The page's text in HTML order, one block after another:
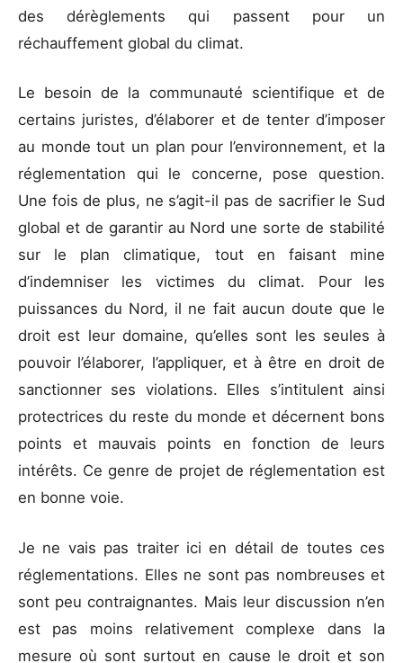
des dérèglements qui passent pour un
réchauffement global du climat.
Le besoin de la communauté scientifique et de
certains juristes, d’élaborer et de tenter d’imposer
au monde tout un plan pour l’environnement, et la
réglementation qui le concerne, pose question.
Une fois de plus, ne s’agit-il pas de sacrifier le Sud
global et de garantir au Nord une sorte de stabilité
sur le plan climatique, tout en faisant mine
d’indemniser les victimes du climat. Pour les
puissances du Nord, il ne fait aucun doute que le
droit est leur domaine, qu’elles sont les seules à
pouvoir l’élaborer, l’appliquer, et à être en droit de
sanctionner ses violations. Elles s’intitulent ainsi
protectrices du reste du monde et décernent bons
points et mauvais points en fonction de leurs
intérêts. Ce genre de projet de réglementation est
en bonne voie.
Je ne vais pas traiter ici en détail de toutes ces
réglementations. Elles ne sont pas nombreuses et
sont peu contraignantes. Mais leur discussion n’en
est pas moins relativement complexe dans la
mesure où sont surtout en cause le droit et son